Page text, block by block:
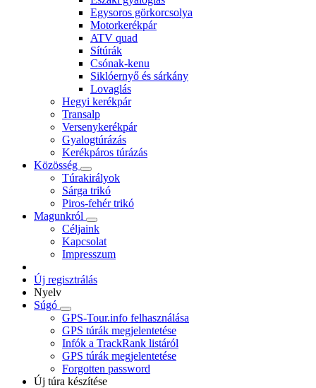
Egysoros görkorcsolya
Motorkerékpár
ATV quad
Sítúrák
Csónak-kenu
Siklóernyő és sárkány
Lovaglás
Hegyi kerékpár
Transalp
Versenykerékpár
Gyalogtúrázás
Kerékpáros túrázás
Közösség
Túrakirályok
Sárga trikó
Piros-fehér trikó
Magunkról
Céljaink
Kapcsolat
Impresszum
Új regisztrálás
Nyelv
Súgó
GPS-Tour.info felhasználása
GPS túrák megjelentetése
Infók a TrackRank listáról
GPS túrák megjelentetése
Forgotten password
Új túra készítése